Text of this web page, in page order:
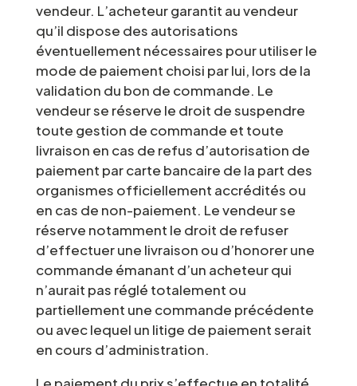
vendeur. L’acheteur garantit au vendeur
qu’il dispose des autorisations
éventuellement nécessaires pour utiliser le
mode de paiement choisi par lui, lors de la
validation du bon de commande. Le
vendeur se réserve le droit de suspendre
toute gestion de commande et toute
livraison en cas de refus d’autorisation de
paiement par carte bancaire de la part des
organismes officiellement accrédités ou
en cas de non-paiement. Le vendeur se
réserve notamment le droit de refuser
d’effectuer une livraison ou d’honorer une
commande émanant d’un acheteur qui
n’aurait pas réglé totalement ou
partiellement une commande précédente
ou avec lequel un litige de paiement serait
en cours d’administration.